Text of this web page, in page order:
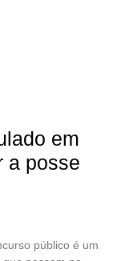
em
a posse
público é um